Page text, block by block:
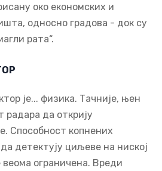
око економских и
односно градова - док су
рата“.
је... физика. Тачније, њен
радара да открију
Способност копнених
детектују циљеве на ниској
ограничена. Вреди